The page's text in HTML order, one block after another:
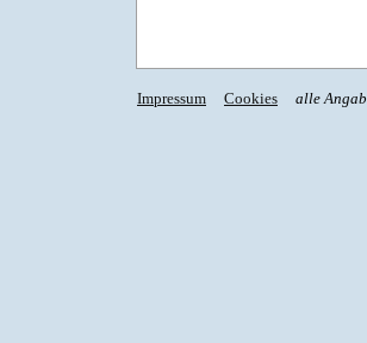
Impressum Cookies alle